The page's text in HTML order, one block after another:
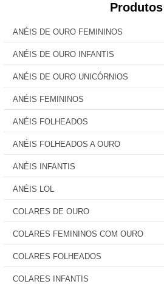
Produtos
ANÉIS DE OURO FEMININOS
ANÉIS DE OURO INFANTIS
ANÉIS DE OURO UNICÓRNIOS
ANÉIS FEMININOS
ANÉIS FOLHEADOS
ANÉIS FOLHEADOS A OURO
ANÉIS INFANTIS
ANÉIS LOL
COLARES DE OURO
COLARES FEMININOS COM OURO
COLARES FOLHEADOS
COLARES INFANTIS